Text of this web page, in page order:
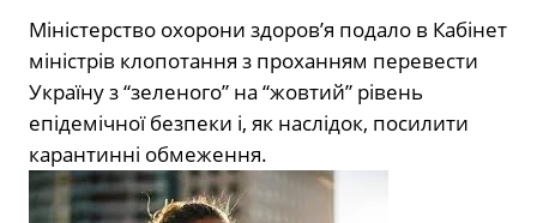
Міністерство охорони здоров’я подало в Кабінет
міністрів клопотання з проханням перевести
Україну з “зеленого” на “жовтий” рівень
епідемічної безпеки і, як наслідок, посилити
карантинні обмеження.